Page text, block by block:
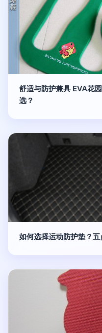
舒适与防护兼具 EVA花
选？
如何选择运动防护垫？